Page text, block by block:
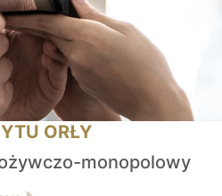
ORŁY
monopolowy